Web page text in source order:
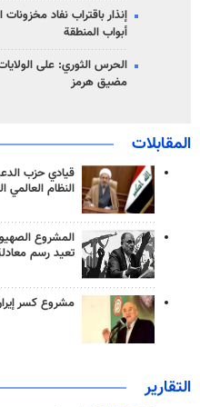
إنذار باقتراب نفاد
أبواب المنطقة
الحرس الثوري: على
مضيق هرمز
المقابلات
قيادي حزب
النظام العالمي
المشروع
تعيد رسم
مشروع كسر
التقارير